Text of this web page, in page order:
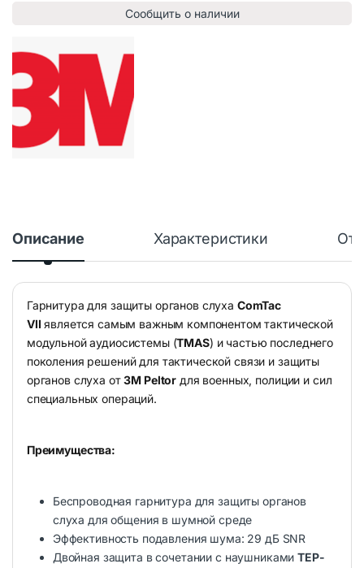
Сообщить о наличии
Описание Характеристики
Гарнитура для защиты органов слуха ComTac
VII является самым важным компонентом тактической
модульной аудиосистемы (TMAS) и частью последнего
поколения решений для тактической связи и защиты
органов слуха от3M Peltor для военных, полиции и сил
специальных операций.
Преимущества:
Беспроводная гарнитура для защиты органов
слуха для общения в шумной среде
Эффективность подавления шума: 29 дБ SNR
Двойная защита в сочетании с наушникамиTEP-